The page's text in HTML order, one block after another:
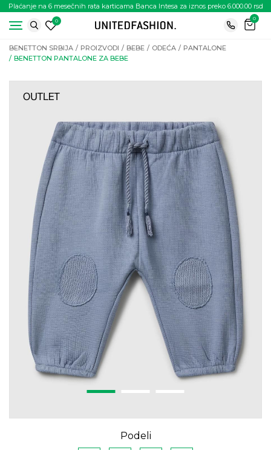
Plaćanje na 6 mesečnih rata karticama Banca Intesa za iznos preko 6.000.00 rsd
0
0
BENETTON SRBIJA PROIZVODI BEBE ODEĆA
PANTALONE
BENETTON PANTALONE ZA BEBE
Podeli